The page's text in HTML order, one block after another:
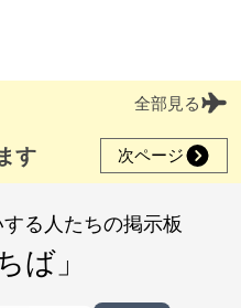
全部見る
す 次ページ
る人たちの掲示板
ば」